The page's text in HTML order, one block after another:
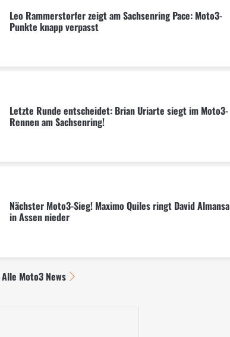
Leo Rammerstorfer zeigt am Sachsenring Pace: Moto3-
Punkte knapp verpasst
Letzte Runde entscheidet: Brian Uriarte siegt im Moto3-
Rennen am Sachsenring!
Nächster Moto3-Sieg! Maximo Quiles ringt David Almansa
in Assen nieder
Alle Moto3 News